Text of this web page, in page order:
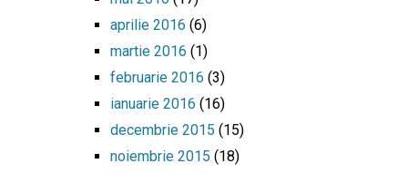
aprilie 2016 (6)
martie 2016 (1)
februarie 2016 (3)
ianuarie 2016 (16)
decembrie 2015 (15)
noiembrie 2015 (18)